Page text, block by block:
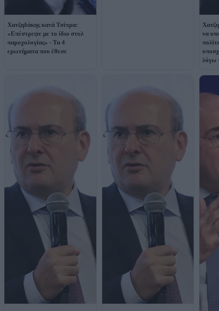
Χατζηδάκης κατά Τσίπρα:
«Επέστρεψε με το ίδιο στυλ
παροχολογίας» - Τα 4
ερωτήματα που έθεσε
να
λόγω